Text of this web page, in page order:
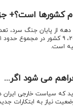
از پایان جنگ سرد،
است.
می شود اگر...
که سیاست خارجی ایران
نیاز به ابتکارات